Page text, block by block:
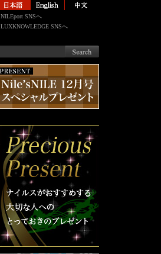
NILEport SNSへ
LUXKNOWLEDGE SNSへ